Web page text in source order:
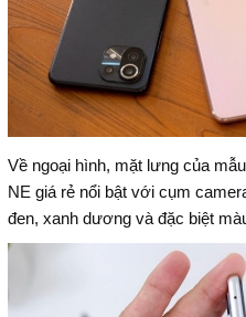
Về ngoại hình, mặt lưng của
NE giá rẻ nổi bật với cụm
đen, xanh dương và đặc biệt